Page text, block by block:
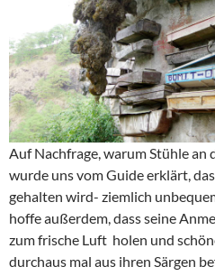
Auf Nachfrage, warum Stühle an
wurde uns vom Guide erklärt,
gehalten wird- ziemlich
hoffe außerdem, dass seine
zum frische Luft holen und
durchaus mal aus ihren Särgen